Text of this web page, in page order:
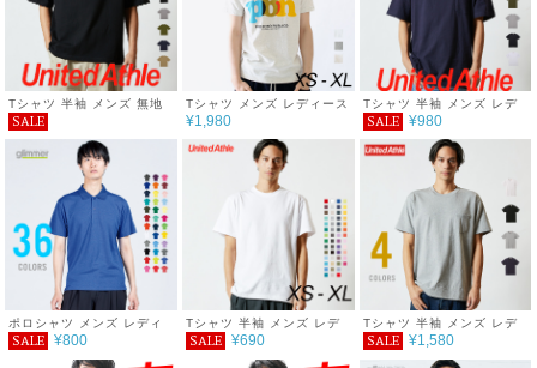
ッセージ 男女兼用 サイズ
服 春 夏 SAVE
ー T/Cポロシャツ 5.8オン
セージ 男女兼用 サイズ 服
春 夏 TRUMP
Tシャツ 半袖 メンズ 無地
ビッグシルエットＴシャツ
5.6オンス S M L XL 大き
いサイズ シンプル おしゃ
れ 春 夏 運動会 服
SALE
Tシャツ メンズ レディース
半袖 ファッション トップ
ス 綿 おもしろ オリジナル
ロゴ アメカジ キレイ目 カ
ジュアル デザイン 通販 白
黒 ペアルック 限定 おしゃ
れ シンプル プリント メッ
セージ 男女兼用 サイズ 服
春 夏 pro bono
¥1,980
Tシャツ 半袖 メンズ レデ
ィース 無地 ハイクオリテ
ィーTシャツ ポケット付 シ
ンプル 重ね着 おしゃれ 春
夏 5.6オンス
SALE ¥980
ポロシャツ メンズ レディ
ース 半袖 4.4オンス ドラ
イポロシャツ
SALE ¥800
Tシャツ 半袖 メンズ レデ
ィース 無地 5.6oz ハイク
オリティーＴシャツ シンプ
SALE ¥690
Tシャツ 半袖 メンズ レデ
ィース 無地 オーセンティ
ック スーパーヘヴィーウェ
SALE ¥1,580